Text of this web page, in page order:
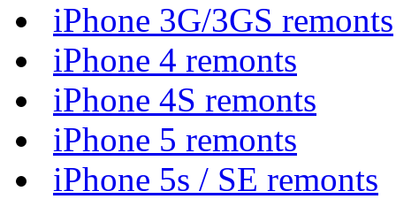
iPhone 3G/3GS remonts
iPhone 4 remonts
iPhone 4S remonts
iPhone 5 remonts
iPhone 5s / SE remonts